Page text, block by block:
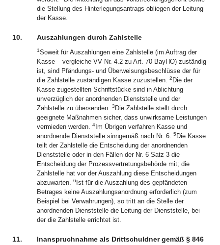
die Stellung des Hinterlegungsantrags obliegen der Leitung
der Kasse.
10. Auszahlungen durch Zahlstelle
1Soweit für Auszahlungen eine Zahlstelle (im Auftrag der
Kasse – vergleiche VV Nr. 4.2 zu Art. 70 BayHO) zuständig
ist, sind Pfändungs- und Überweisungsbeschlüsse der für
die Zahlstelle zuständigen Kasse zuzustellen. 2 Die der
Kasse zugestellten Schriftstücke sind in Ablichtung
unverzüglich der anordnenden Dienststelle und der
Zahlstelle zu übersenden. 3 Die Zahlstelle stellt durch
geeignete Maßnahmen sicher, dass unwirksame Leistungen
vermieden werden. 4 Im Übrigen verfahren Kasse und
anordnende Dienststelle sinngemäß nach Nr. 6. 5 Die Kasse
teilt der Zahlstelle die Entscheidung der anordnenden
Dienststelle oder in den Fällen der Nr. 6 Satz 3 die
Entscheidung der Prozessvertretungsbehörde mit; die
Zahlstelle hat vor der Auszahlung diese Entscheidungen
abzuwarten. 6 Ist für die Auszahlung des gepfändeten
Betrages keine Auszahlungsanordnung erforderlich (zum
Beispiel bei Verwahrungen), so tritt an die Stelle der
anordnenden Dienststelle die Leitung der Dienststelle, bei
der die Zahlstelle errichtet ist.
11.
Inanspruchnahme als Drittschuldner gemäß § 846